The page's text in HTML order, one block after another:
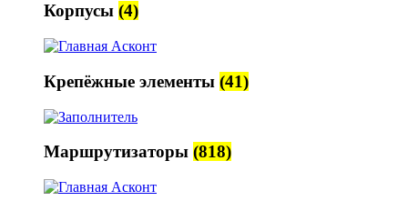
Корпусы (4)
Крепёжные элементы (41)
Маршрутизаторы (818)